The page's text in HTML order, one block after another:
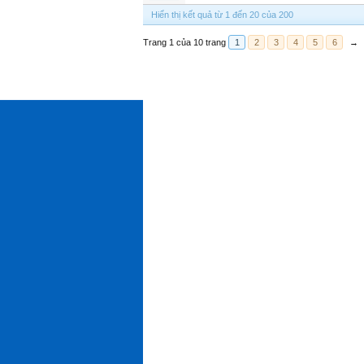
Hiển thị kết quả từ 1 đến 20 của 200
Trang 1 của 10 trang 1 2 3 4 5 6 →